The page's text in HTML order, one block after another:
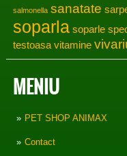
salmonella sanatate
soparla soparle
testoasa vitamine
MENIU
PET SHOP ANIMAX
Contact